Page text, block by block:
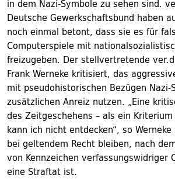
in dem Nazi-Symbole zu sehen sind.
Deutsche Gewerkschaftsbund haben
noch einmal betont, dass sie es für
Computerspiele mit
freizugeben. Der stellvertretende
Frank Werneke kritisiert, das
mit pseudohistorischen Bezügen Nazi-
zusätzlichen Anreiz nutzen. „Eine
des Zeitgeschehens – als ein
kann ich nicht entdecken“, so
bei geltendem Recht bleiben, nach
von Kennzeichen verfassungswidriger
eine Straftat ist.